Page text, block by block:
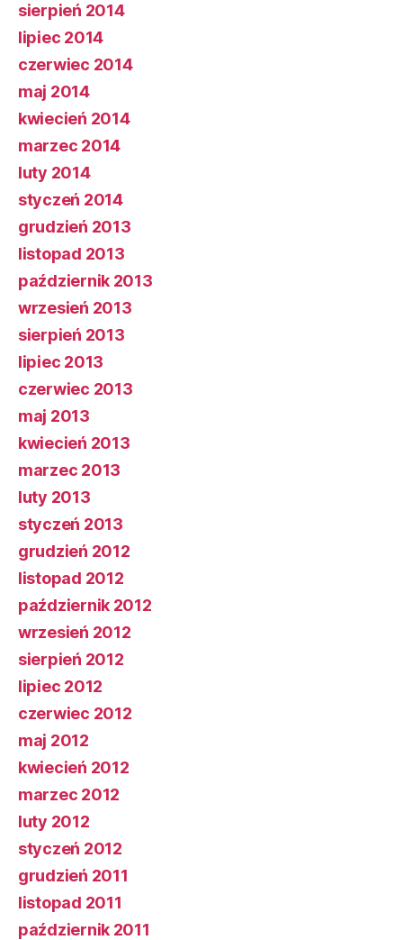
sierpień 2014
lipiec 2014
czerwiec 2014
maj 2014
kwiecień 2014
marzec 2014
luty 2014
styczeń 2014
grudzień 2013
listopad 2013
październik 2013
wrzesień 2013
sierpień 2013
lipiec 2013
czerwiec 2013
maj 2013
kwiecień 2013
marzec 2013
luty 2013
styczeń 2013
grudzień 2012
listopad 2012
październik 2012
wrzesień 2012
sierpień 2012
lipiec 2012
czerwiec 2012
maj 2012
kwiecień 2012
marzec 2012
luty 2012
styczeń 2012
grudzień 2011
listopad 2011
październik 2011